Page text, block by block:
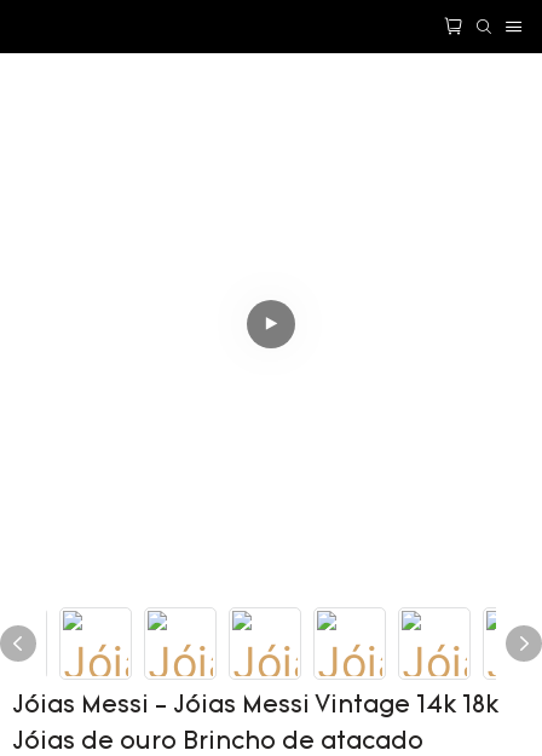
Jóias Messi - Jóias Messi Vintage 14k 18k
Jóias de ouro Brincho de atacado